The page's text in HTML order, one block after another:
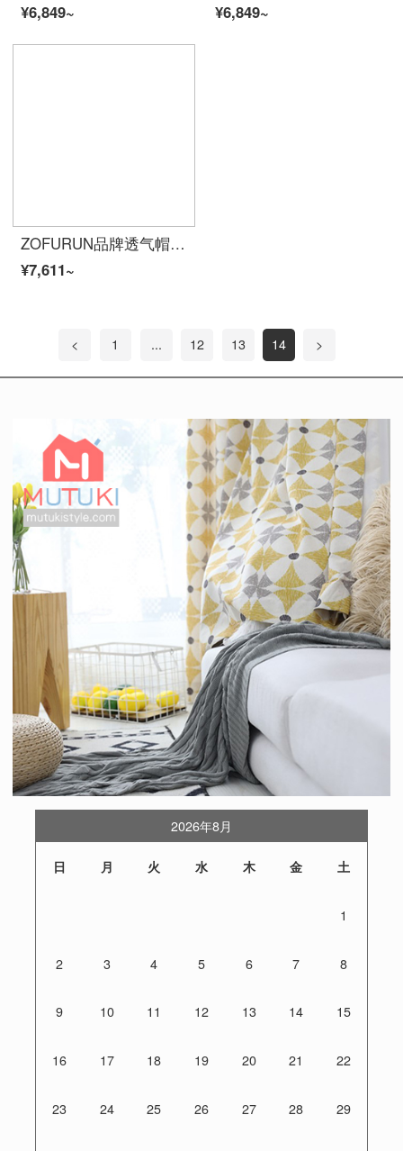
¥6,849~
¥6,849~
ZOFURUN品牌透气帽子男女防晒鸭舌帽韩版夏季新款休闲大头围运动户外棒球帽潮牌 【高顶大M】黑色白标 L正常码（55-60cm）
¥7,611~
< 1 ... 12 13 14 >
2026年8月
日 月 火 水 木 金 土
1
2 3 4 5 6 7 8
9 10 11 12 13 14 15
16 17 18 19 20 21 22
23 24 25 26 27 28 29